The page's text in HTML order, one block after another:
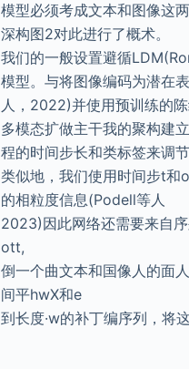
模型必须考成文本和图像这
深构图2对此进行了概术。
我们的一般设置避循
模型。与将图像编码为潜在
人，2022)并使用预训练的
多模态扩做主干我的聚构建
程的时间步长和类标签来调
类似地，我们使用时间步t和
的相粒度信息(Podell等人
2023)因此网络还需要来自
ott,
倒一个曲文本和国像人的面
间平hwX和e
到长度·w的补丁编序列，将